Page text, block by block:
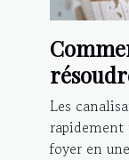
Les
foyer en